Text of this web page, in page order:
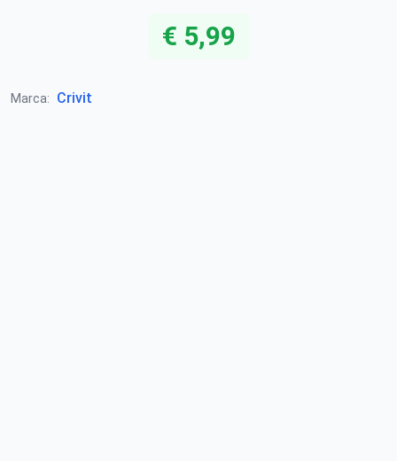
€ 5,99
Marca: Crivit